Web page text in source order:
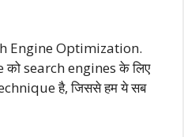
Engine Optimization.
को search engines के लिए
है, जिससे हम ये सब